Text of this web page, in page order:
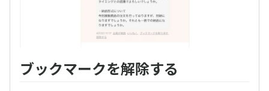
ブックマークを解除する